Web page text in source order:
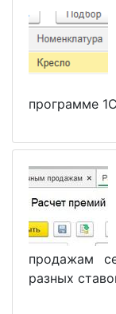
программе
продажам
разных